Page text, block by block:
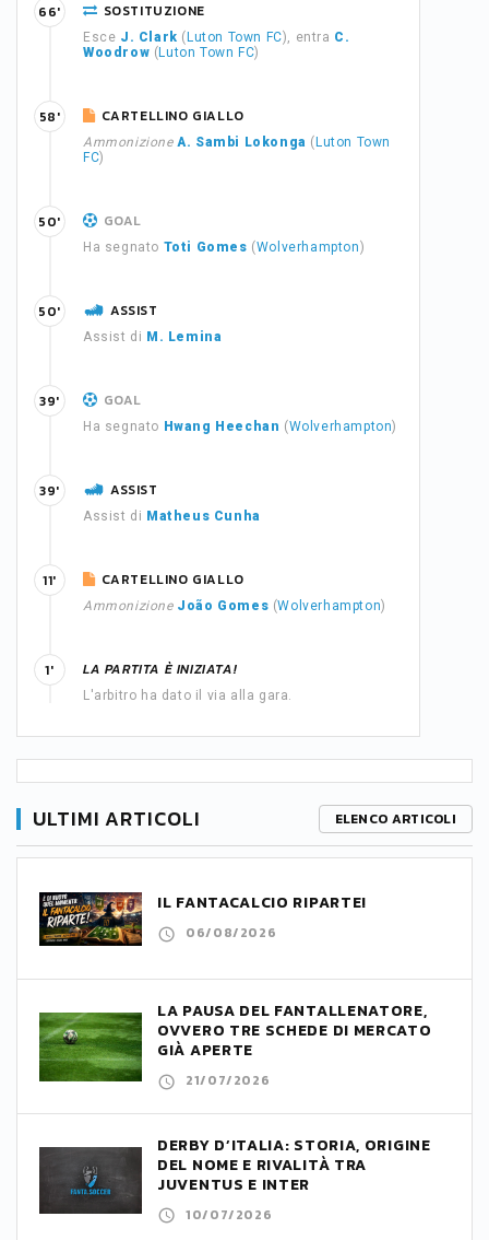
SOSTITUZIONE
Esce J. Clark ( Luton Town FC), entra C.
Woodrow ( Luton Town FC)
66'
CARTELLINO GIALLO
Ammonizione A. Sambi Lokonga ( Luton Town
FC)
58'
GOAL
Ha segnato Toti Gomes (Wolverhampton)
50'
ASSIST
Assist di M. Lemina
50'
GOAL
Ha segnato Hwang Heechan (Wolverhampton)
39'
ASSIST
Assist di Matheus Cunha
39'
CARTELLINO GIALLO
Ammonizione João Gomes (Wolverhampton)
11'
LA PARTITA È INIZIATA!
L'arbitro ha dato il via alla gara.
1'
ULTIMI ARTICOLI ELENCO ARTICOLI
IL FANTACALCIO RIPARTE!
06/08/2026
LA PAUSA DEL FANTALLENATORE,
OVVERO TRE SCHEDE DI MERCATO
GIÀ APERTE
21/07/2026
DERBY D’ITALIA: STORIA, ORIGINE
DEL NOME E RIVALITÀ TRA
JUVENTUS E INTER
10/07/2026